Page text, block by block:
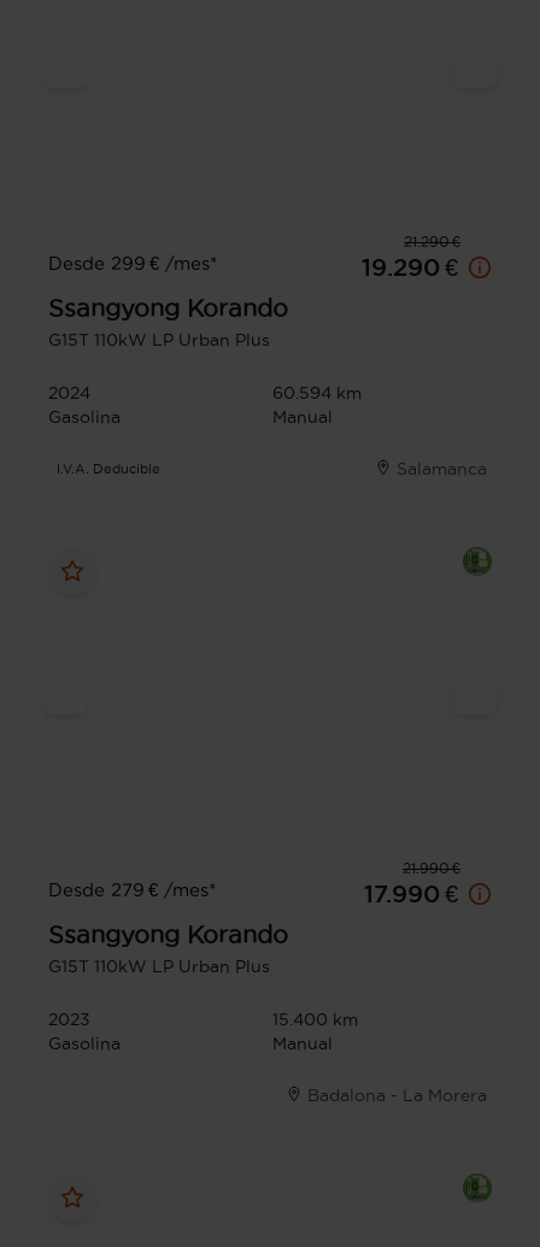
21.290 €
Desde 299 € /mes*
19.290 €
Ssangyong Korando
G15T 110kW LP Urban Plus
2024
60.594 km
Gasolina
Manual
I.V.A. Deducible Salamanca
21.990 €
Desde 279 € /mes*
17.990 €
Ssangyong Korando
G15T 110kW LP Urban Plus
2023
15.400 km
Gasolina
Manual
Badalona - La Morera